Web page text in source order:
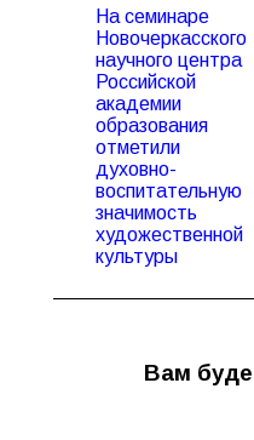
записям
Предыдущая
запись:
На семинаре
Новочеркасского
научного центра
Российской
академии
образования
отметили
духовно-
воспитательную
значимость
художественной
культуры
Вам